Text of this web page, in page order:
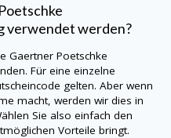
verwendet werden?
Gaertner Poetschke
Für eine einzelne
gelten. Aber wenn
macht, werden wir dies in
Sie also einfach den
Vorteile bringt.